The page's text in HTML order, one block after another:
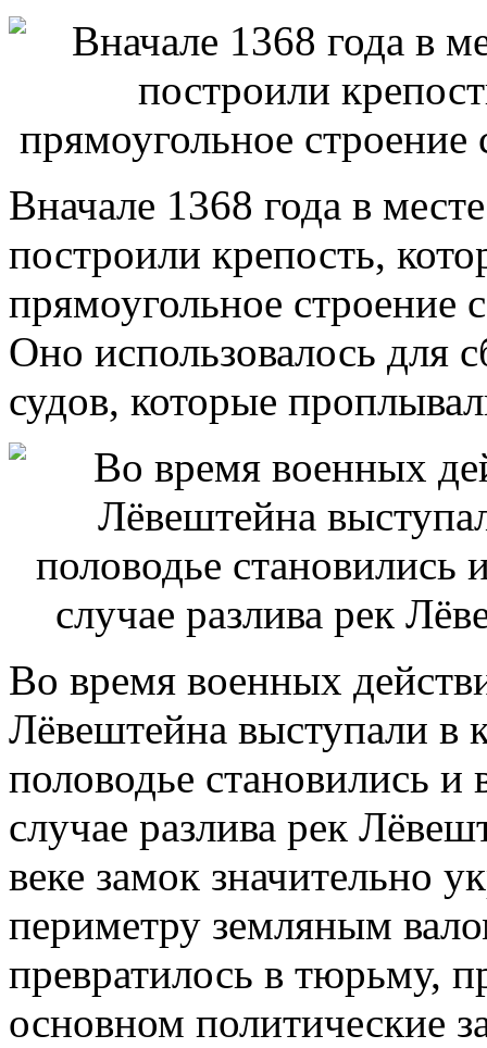
Вначале 1368 года в
построили крепость,
прямоугольное
Оно использовалось для
судов, которые
Во время военных
Лёвештейна выступали в
половодье становились и
случае разлива рек
веке замок значительно
периметру земляным
превратилось в тюрьму,
основном политические